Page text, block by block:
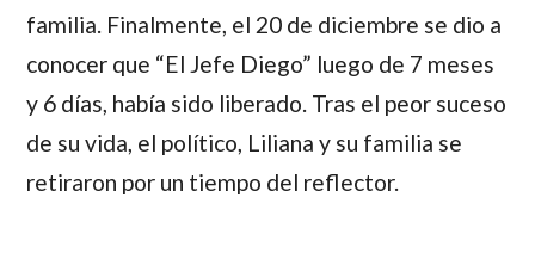
familia. Finalmente, el 20 de diciembre se dio a
conocer que “El Jefe Diego” luego de 7 meses
y 6 días, había sido liberado. Tras el peor suceso
de su vida, el político, Liliana y su familia se
retiraron por un tiempo del reflector.